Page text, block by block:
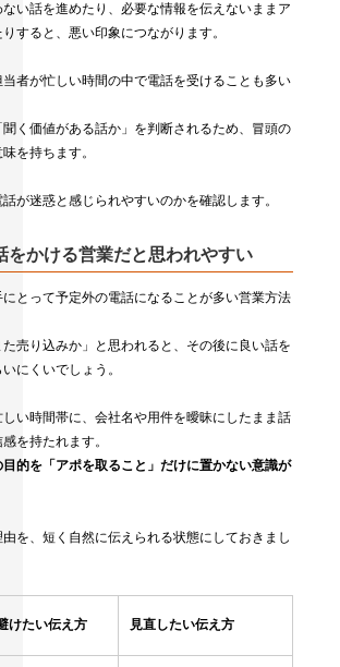
い話を進めたり、必要な情報を伝えないままア
すると、悪い印象につながります。
者が忙しい時間の中で電話を受けることも多い
く価値がある話か」を判断されるため、冒頭の
を持ちます。
が迷惑と感じられやすいのかを確認します。
をかける営業だと思われやすい
とって予定外の電話になることが多い営業方法
売り込みか」と思われると、その後に良い話を
にくいでしょう。
い時間帯に、会社名や用件を曖昧にしたまま話
を持たれます。
目的を「アポを取ること」だけに置かない意識が
を、短く自然に伝えられる状態にしておきまし
けたい伝え方 見直したい伝え方